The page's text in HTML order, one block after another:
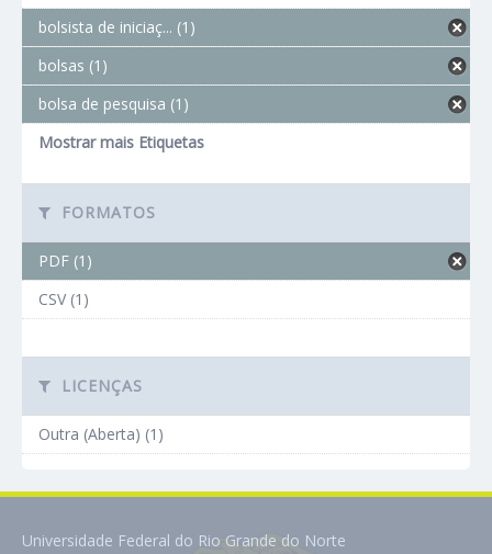
bolsista de iniciaç... (1)
bolsas (1)
bolsa de pesquisa (1)
Mostrar mais Etiquetas
FORMATOS
PDF (1)
CSV (1)
LICENÇAS
Outra (Aberta) (1)
Universidade Federal do Rio Grande do Norte